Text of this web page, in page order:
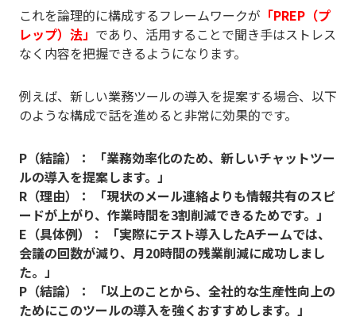
これを論理的に構成するフレームワークが 「PREP（プ
レップ）法」 であり、活用することで聞き手はストレス
なく内容を把握できるようになります。
例えば、新しい業務ツールの導入を提案する場合、以下
のような構成で話を進めると非常に効果的です。
P（結論）： 「業務効率化のため、新しいチャットツー
ルの導入を提案します。」
R（理由）： 「現状のメール連絡よりも情報共有のスピ
ードが上がり、作業時間を3割削減できるためです。」
E（具体例）： 「実際にテスト導入したAチームでは、
会議の回数が減り、月20時間の残業削減に成功しまし
た。」
P（結論）： 「以上のことから、全社的な生産性向上の
ためにこのツールの導入を強くおすすめします。」